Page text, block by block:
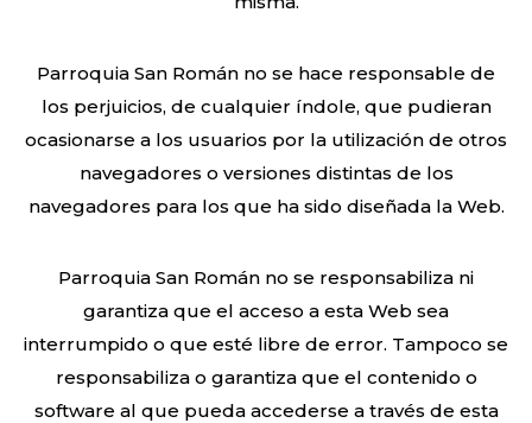
Parroquia San Román no se hace responsable de
los perjuicios, de cualquier índole, que pudieran
ocasionarse a los usuarios por la utilización de otros
navegadores o versiones distintas de los
navegadores para los que ha sido diseñada la Web.
Parroquia San Román no se responsabiliza ni
garantiza que el acceso a esta Web sea
interrumpido o que esté libre de error. Tampoco se
responsabiliza o garantiza que el contenido o
software al que pueda accederse a través de esta